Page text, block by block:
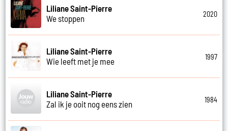
Liliane Saint-Pierre
We stoppen
2020
Liliane Saint-Pierre
Wie leeft met je mee
1997
Liliane Saint-Pierre
Zal ik je ooit nog eens zien
1984